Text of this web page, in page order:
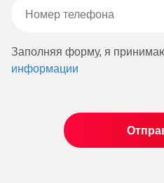
Заполняя форму, я
информации